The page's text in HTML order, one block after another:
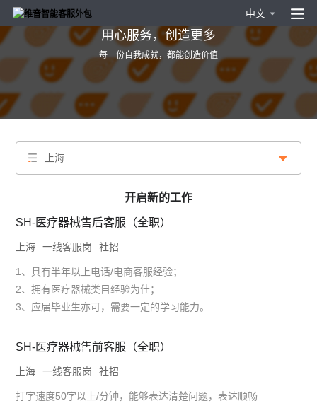
中文
用心服务，创造更多
每一份自我成就，都能创造价值
上海
开启新的工作
SH-医疗器械售后客服（全职）
上海 一线客服岗 社招
1、具有半年以上电话/电商客服经验；
2、拥有医疗器械类目经验为佳；
3、应届毕业生亦可，需要一定的学习能力。
SH-医疗器械售前客服（全职）
上海 一线客服岗 社招
打字速度50字以上/分钟，能够表达清楚问题，表达顺畅